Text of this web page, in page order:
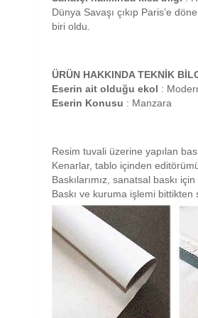
Dünya Savaşı çıkıp Paris’e
biri oldu.
ÜRÜN HAKKINDA TEKNİK
Eserin ait olduğu ekol :
Eserin Konusu : Manzara
Resim tuvali üzerine yapılan
Kenarlar, tablo içinden
Baskılarımız, sanatsal baskı
Baskı ve kuruma işlemi bittikten